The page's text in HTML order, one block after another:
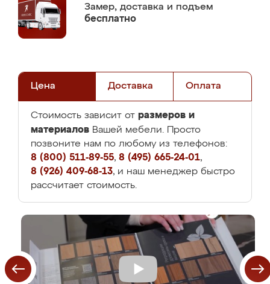
Замер, доставка и подъем
бесплатно
Цена Доставка Оплата
Стоимость зависит от размеров и
материалов Вашей мебели. Просто
позвоните нам по любому из телефонов:
8 (800) 511-89-55, 8 (495) 665-24-01,
8 (926) 409-68-13, и наш менеджер быстро
рассчитает стоимость.